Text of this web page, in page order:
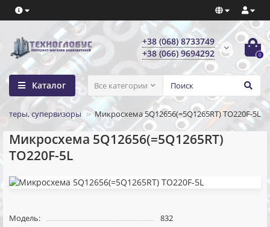
+38 (068) 8733749
+38 (066) 9694292
0
Каталог Все категории
супервизоры Микросхема 5Q12656(=5Q1265RT) TO220F-5L
Микросхема 5Q12656(=5Q1265RT)
TO220F-5L
Модель: 832